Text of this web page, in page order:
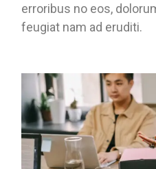
erroribus no eos,
feugiat nam ad eruditi.